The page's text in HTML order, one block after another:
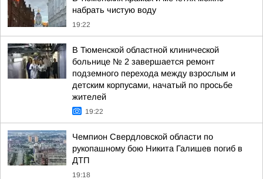
набрать чистую воду
19:22
В Тюменской областной клинической
больнице № 2 завершается ремонт
подземного перехода между взрослым и
детским корпусами, начатый по просьбе
жителей
19:22
Чемпион Свердловской области по
рукопашному бою Никита Галишев погиб в
ДТП
19:18